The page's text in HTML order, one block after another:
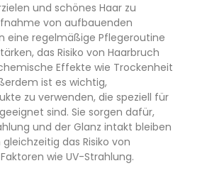
und schönes Haar zu
von aufbauenden
eine regelmäßige Pflegeroutine
das Risiko von Haarbruch
Effekte wie Trockenheit
ist es wichtig,
zu verwenden, die speziell für
sind. Sie sorgen dafür,
und der Glanz intakt bleiben
das Risiko von
wie UV-Strahlung.